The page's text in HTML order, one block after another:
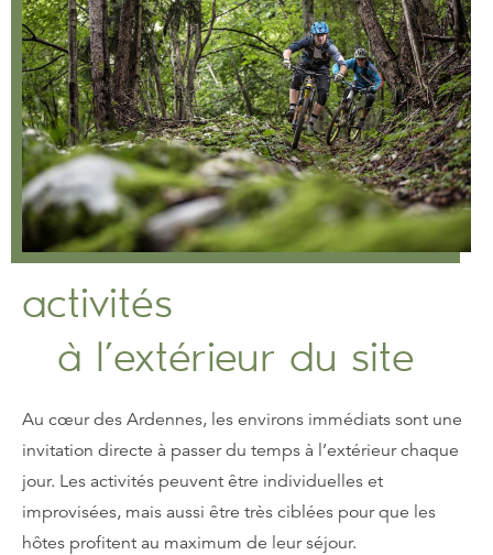
activités
à l’extérieur du site
Au cœur des Ardennes, les environs immédiats sont une
invitation directe à passer du temps à l’extérieur chaque
jour. Les activités peuvent être individuelles et
improvisées, mais aussi être très ciblées pour que les
hôtes profitent au maximum de leur séjour.